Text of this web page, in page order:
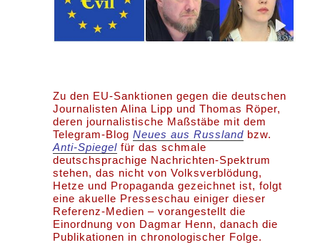
Zu den EU-Sanktionen gegen die deutschen
Journalisten Alina Lipp und Thomas Röper,
deren journalistische Maßstäbe mit dem
Telegram-BlogNeues aus Russland bzw.
Anti-Spiegel für das schmale
deutschsprachige Nachrichten-Spektrum
stehen, das nicht von Volksverblödung,
Hetze und Propaganda gezeichnet ist, folgt
eine akuelle Presseschau einiger dieser
Referenz-Medien – vorangestellt die
Einordnung von Dagmar Henn, danach die
Publikationen in chronologischer Folge.